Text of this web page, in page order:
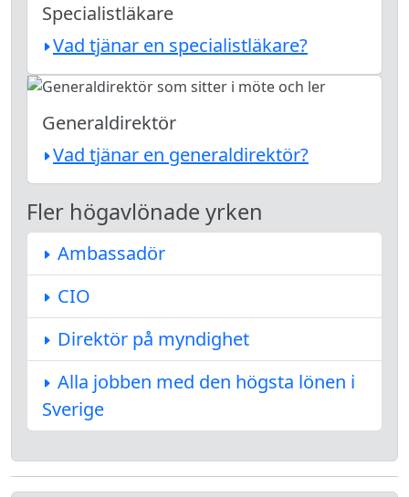
Specialistläkare
Vad tjänar en specialistläkare?
Generaldirektör
Vad tjänar en generaldirektör?
Fler högavlönade yrken
Ambassadör
CIO
Direktör på myndighet
Alla jobben med den högsta lönen i
Sverige